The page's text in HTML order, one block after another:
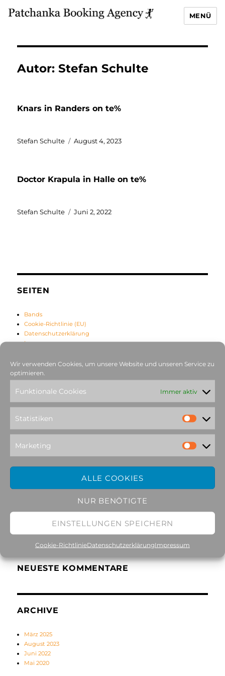
Wir verwenden Cookies, um unsere Website und unseren Service zu
optimieren.
Funktionale Cookies Immer aktiv
Statistiken
Marketing
ALLE COOKIES
NUR BENÖTIGTE
EINSTELLUNGEN SPEICHERN
Cookie-RichtlinieDatenschutzerklärungImpressum
MENÜ
Autor:Stefan Schulte
Knars in Randers on te%
Autor
Stefan Schulte
Veröffentlicht
August 4, 2023
Doctor Krapula in Halle on te%
Autor
Stefan Schulte
Veröffentlicht
Juni 2, 2022
SEITEN
Bands
Cookie-Richtlinie (EU)
Datenschutzerklärung
Impressum
Newsletter
Startseite
Tourdates
Alle Tourdates
NEUESTE BEITRÄGE
Babylon Circus in Freiburg on te%
Berlin Boom Orchestra in Wiesbaden on te%
NEUESTE KOMMENTARE
ARCHIVE
März 2025
August 2023
Juni 2022
Mai 2020